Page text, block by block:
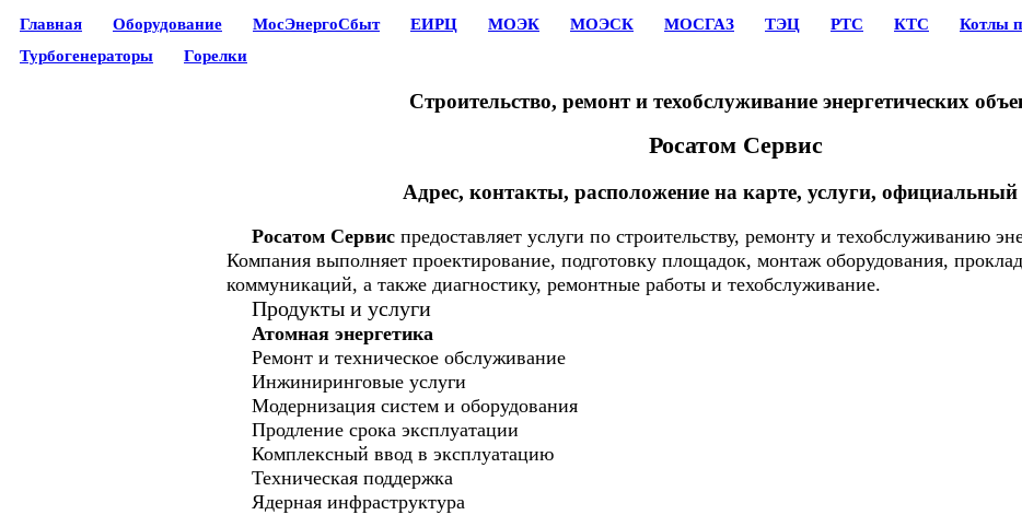
Главная Оборудование МосЭнергоСбыт ЕИРЦ МОЭК МОЭСК МОСГАЗ ТЭЦ РТС КТС Котлы
Турбогенераторы
Горелки
Строительство, ремонт и техобслуживание энергетических
Росатом Сервис
Адрес, контакты, расположение на карте, услуги, официальный
Росатом Сервис предоставляет услуги по строительству, ремонту и техобслуживанию
Компания выполняет проектирование, подготовку площадок, монтаж оборудования,
коммуникаций, а также диагностику, ремонтные работы и техобслуживание.
Продукты и услуги
Атомная энергетика
Ремонт и техническое обслуживание
Инжиниринговые услуги
Модернизация систем и оборудования
Продление срока эксплуатации
Комплексный ввод в эксплуатацию
Техническая поддержка
Ядерная инфраструктура